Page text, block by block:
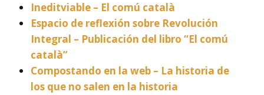
Ineditviable – El comú català
Espacio de reflexión sobre Revolución
Integral – Publicación del libro “El comú
català”
Compostando en la web – La historia de
los que no salen en la historia